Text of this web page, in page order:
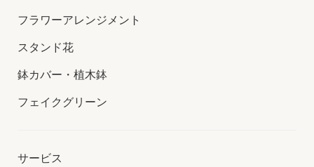
フラワーアレンジメント
スタンド花
鉢カバー・植木鉢
フェイクグリーン
サービス